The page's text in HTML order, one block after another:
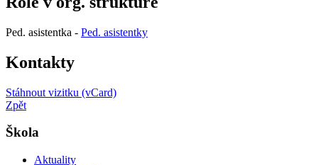
Ped. asistentka - Ped. asistentky
Kontakty
Stáhnout vizitku (vCard)
Zpět
Škola
Aktuality